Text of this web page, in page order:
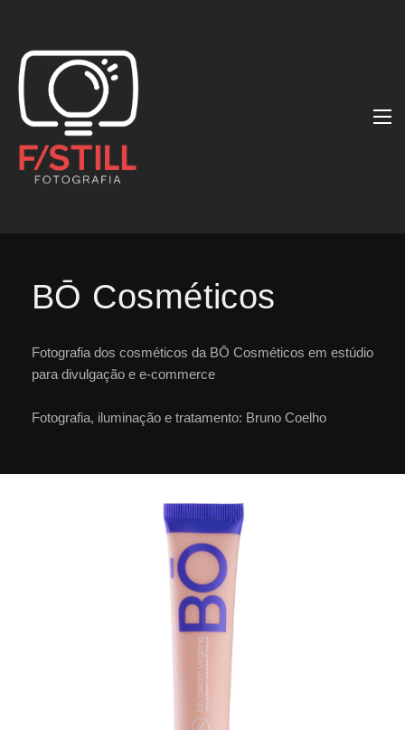
BŌ Cosméticos
Fotografia dos cosméticos da BŌ Cosméticos em estúdio
para divulgação e e-commerce
Fotografia, iluminação e tratamento: Bruno Coelho